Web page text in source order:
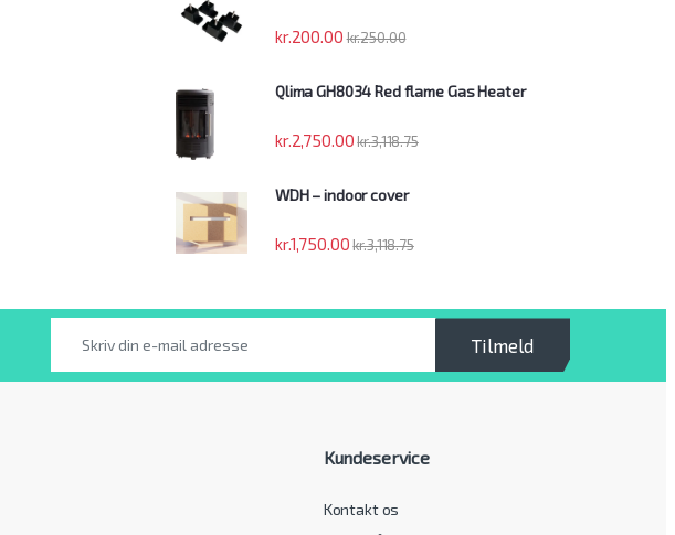
kr.200.00 kr.250.00
Qlima GH8034 Red flame Gas Heater
kr.2,750.00 kr.3,118.75
WDH – indoor cover
kr.1,750.00 kr.3,118.75
Tilmeld
Kundeservice
Kontakt os